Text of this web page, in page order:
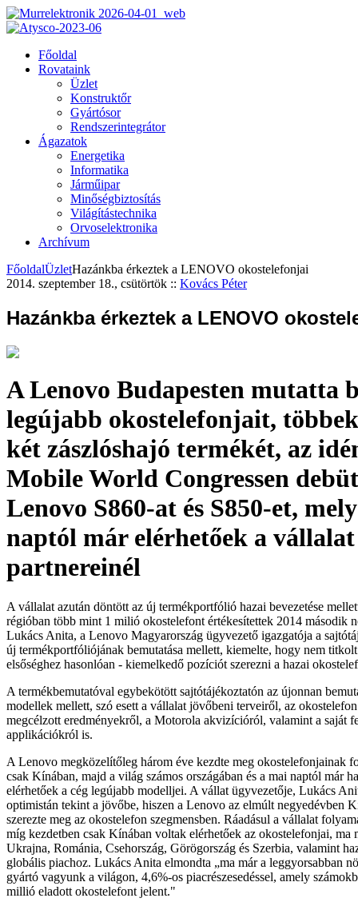
Főoldal
Rovataink
Üzlet
Konstruktőr
Gyártósor
Rendszerintegrátor
Ágazatok
Energetika
Informatika
Járműipar
Minőségbiztosítás
Világítástechnika
Orvoselektronika
Archívum
FőoldalÜzletHazánkba érkeztek a LENOVO okostelefonjai
2014. szeptember 18., csütörtök :: Kovács Péter
Hazánkba érkeztek a LENOVO
A Lenovo Budapesten mutatta
legújabb okostelefonjait,
két zászlóshajó termékét, az
Mobile World Congressen
Lenovo S860-at és S850-et,
naptól már elérhetőek a
partnereinél
A vállalat azután döntött az új termékportfólió hazai bevezetése
régióban több mint 1 milió okostelefont értékesítettek 2014 második
Lukács Anita, a Lenovo Magyarország ügyvezető igazgatója a
új termékportfóliójának bemutatása mellett, kiemelte, hogy nem
elsőséghez hasonlóan - kiemelkedő pozíciót szerezni a hazai
A termékbemutatóval egybekötött sajtótájékoztatón az újonnan
modellek mellett, szó esett a vállalat jövőbeni terveiről, az okostelefon
megcélzott eredményekről, a Motorola akvizícióról, valamint a saját
applikációkról is.
A Lenovo megközelítőleg három éve kezdte meg okostelefonjainak
csak Kínában, majd a világ számos országában és a mai naptól már
elérhetőek a cég legújabb modelljei. A vállat ügyvezetője, Lukács
optimistán tekint a jövőbe, hiszen a Lenovo az elmúlt negyedévben
szerezte meg az okostelefon szegmensben. Ráadásul a vállalat
míg kezdetben csak Kínában voltak elérhetőek az okostelefonjai, ma
Ukrajna, Románia, Csehország, Görögország és Szerbia, valamint
globális piachoz. Lukács Anita elmondta „ma már a leggyorsabban
gyártó vagyunk a világon, 4,6%-os piacrészesedéssel, amely
millió eladott okostelefont jelent."